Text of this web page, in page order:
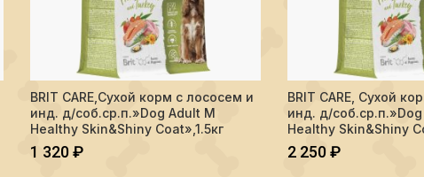
и ягн д/щенк.кр.пор."Dog Puppy&Junior L Healthy Growth", 12 кг
Количество BRIT CARE,Сухой корм с лососем и инд. д/
В КОРЗИНУ
BRIT CARE,Сухой корм с лососем и
инд. д/соб.ср.п.»Dog Adult M
Healthy Skin&Shiny Coat»,1.5кг
1 320₽
Количество BRIT В
BRIT CARE, Сухой
инд. д/
Healthy Skin&Shiny
2 250₽